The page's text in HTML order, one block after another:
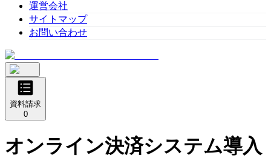
運営会社
サイトマップ
お問い合わせ
資料請求
0
オンライン決済システム導入